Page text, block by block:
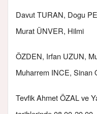
Davut TURAN, Dogu
Murat ÜNVER, Hilmi
ÖZDEN, Irfan UZUN,
Muharrem INCE, Sinan
Tevfik Ahmet ÖZAL ve